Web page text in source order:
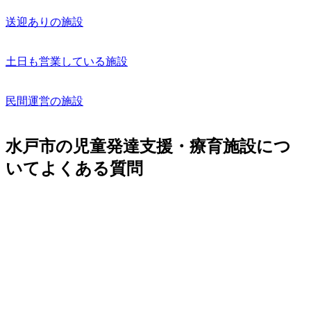
送迎ありの施設
土日も営業している施設
民間運営の施設
水戸市の児童発達支援・療育施設につ
いてよくある質問